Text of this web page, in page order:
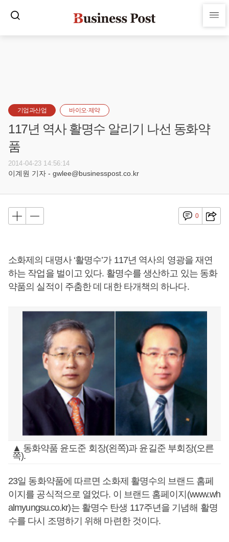
기업과산업 바이오·제약
117년 역사 활명수 알리기 나선 동화약
품
2014-04-23 14:56:14
이계원 기자 - gwlee@businesspost.co.kr
0
소화제의 대명사 ‘활명수’가 117년 역사의 영광을 재연
하는 작업을 벌이고 있다. 활명수를 생산하고 있는 동화
약품의 실적이 주춤한 데 대한 타개책의 하나다.
▲ 동화약품 윤도준 회장(왼쪽)과 윤길준 부회장(오른
쪽).
23일 동화약품에 따르면 소화제 활명수의 브랜드 홈페
이지를 공식적으로 열었다. 이 브랜드 홈페이지(www.wh
almyungsu.co.kr)는 활명수 탄생 117주년을 기념해 활명
수를 다시 조명하기 위해 마련한 것이다.